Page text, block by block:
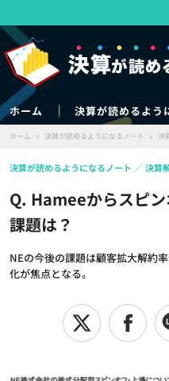
ホーム 決算が読めるよう
ホーム › 決算が読めるようになるノート › 決
Q. Hameeからスピ
課題は？
NEの今後の課題は顧客拡大解約
化が焦点となる。
決算が読めるようになるノート 決算